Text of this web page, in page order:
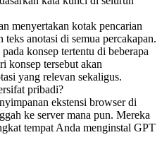
menyertakan kotak pencarian
anotasi di semua percakapan.
konsep tertentu di beberapa
konsep tersebut akan
yang relevan sekaligus.
pribadi?
ekstensi browser di
ke server mana pun. Mereka
tempat Anda menginstal GPT